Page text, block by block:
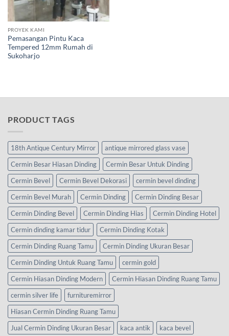
PROYEK KAMI
Pemasangan Pintu Kaca
Tempered 12mm Rumah di
Sukoharjo
PRODUCT TAGS
18th Antique Century Mirror
antique mirrored glass vase
Cermin Besar Hiasan Dinding
Cermin Besar Untuk Dinding
Cermin Bevel
Cermin Bevel Dekorasi
cermin bevel dinding
Cermin Bevel Murah
Cermin Dinding
Cermin Dinding Besar
Cermin Dinding Bevel
Cermin Dinding Hias
Cermin Dinding Hotel
Cermin dinding kamar tidur
Cermin Dinding Kotak
Cermin Dinding Ruang Tamu
Cermin Dinding Ukuran Besar
Cermin Dinding Untuk Ruang Tamu
cermin gold
Cermin Hiasan Dinding Modern
Cermin Hiasan Dinding Ruang Tamu
cermin silver life
furnituremirror
Hiasan Cermin Dinding Ruang Tamu
Jual Cermin Dinding Ukuran Besar
kaca antik
kaca bevel